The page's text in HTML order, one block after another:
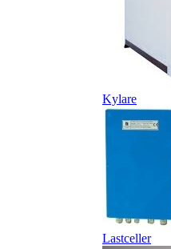
Kylare
Lastceller